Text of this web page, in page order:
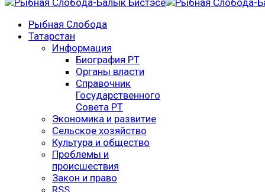
Рыбная Слобода
Татарстан
Информация
Биография РТ
Органы власти
Справочник
Государственного
Совета РТ
Экономика и развитие
Сельское хозяйство
Культура и общество
Проблемы и
происшествия
Закон и право
RSS